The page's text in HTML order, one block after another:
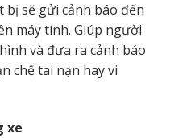
sẽ gửi cảnh báo đến
máy tính. Giúp người
và đưa ra cảnh báo
chế tai nạn hay vi
xe